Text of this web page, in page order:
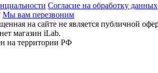
Согласие на обработку данных
Мы вам перезвоним
на сайте не является публичной
магазин iLab.
на территории РФ